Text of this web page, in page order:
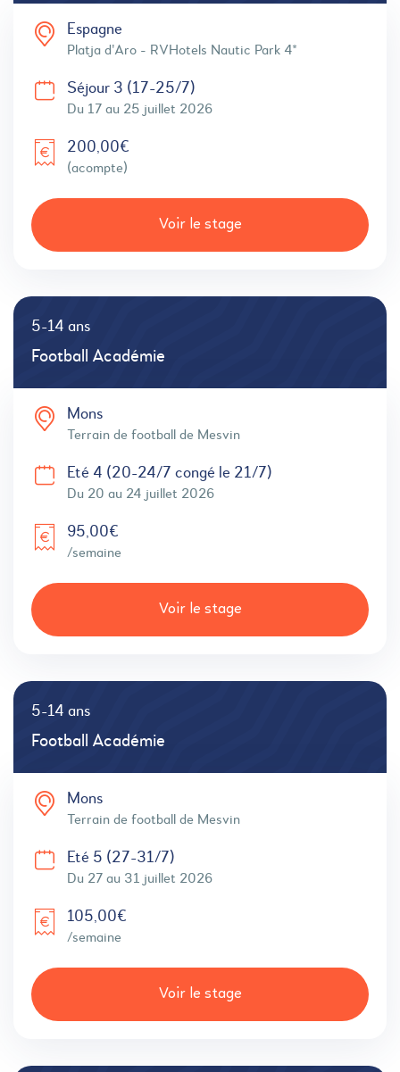
Espagne
Platja d'Aro - RVHotels Nautic Park 4*
Séjour 3 (17-25/7)
Du 17 au 25 juillet 2026
200,00€
(acompte)
Voir le stage
5-14 ans
Football Académie
Mons
Terrain de football de Mesvin
Eté 4 (20-24/7 congé le 21/7)
Du 20 au 24 juillet 2026
95,00€
/semaine
Voir le stage
5-14 ans
Football Académie
Mons
Terrain de football de Mesvin
Eté 5 (27-31/7)
Du 27 au 31 juillet 2026
105,00€
/semaine
Voir le stage